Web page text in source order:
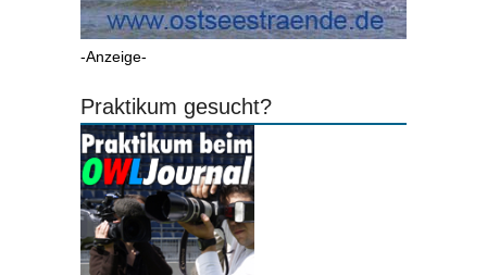
-Anzeige-
Praktikum gesucht?